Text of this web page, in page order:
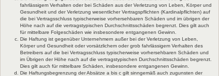
fahrlässigem Verhalten oder bei Schäden aus der Verletzung von Leben, Körper und
Gesundheit und der Verletzung wesentlicher Vertragspflichten (Kardinalpflichten) auf
die bei Vertragsschluss typischerweise vorhersehbaren Schäden und im übrigen der
Höhe nach auf die vertragstypischen Durchschnittsschäden begrenzt. Dies gilt auch
für mittelbare Folgeschäden wie insbesondere entgangenen Gewinn.
Die Haftung ist gegenüber Unternehmern außer bei der Verletzung von Leben,
Körper und Gesundheit oder vorsätzlichem oder grob fahrlässigem Verhalten des
Betreibers auf die bei Vertragsschluss typischerweise vorhersehbaren Schäden und
im Übrigen der Höhe nach auf die vertragstypischen Durchschnittsschäden begrenzt.
Dies gilt auch für mittelbare Schäden, insbesondere entgangenen Gewinn.
Die Haftungsbegrenzung der Absätze a bis c gilt sinngemäß auch zugunsten der